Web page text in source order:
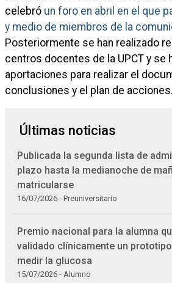
celebró un foro en abril en el que
y medio de miembros de la
Posteriormente se han realizado
centros docentes de la UPCT y se
aportaciones para realizar el
conclusiones y el plan de acciones.
Últimas noticias
Publicada la segunda lista de
plazo hasta la medianoche de
matricularse
16/07/2026 - Preuniversitario
Premio nacional para la alumna
validado clínicamente un
medir la glucosa
15/07/2026 - Alumno